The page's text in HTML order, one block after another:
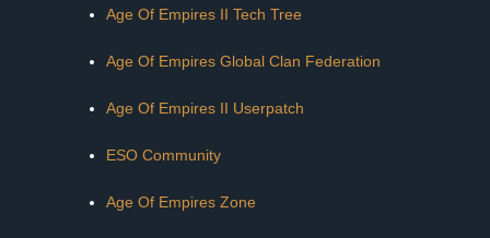
Age Of Empires II Tech Tree
Age Of Empires Global Clan Federation
Age Of Empires II Userpatch
ESO Community
Age Of Empires Zone